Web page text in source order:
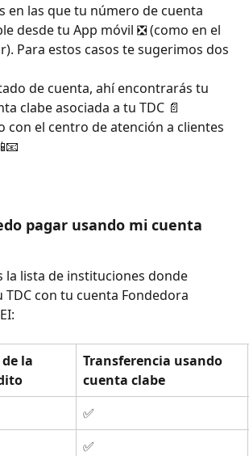
en las que tu número de cuenta
desde tu App móvil ❎ (como en el
Para estos casos te sugerimos dos
clabe asociada a tu TDC 📄
pagar usando mi cuenta
la lista de instituciones donde
con tu cuenta Fondedora
la
Transferencia usando
cuenta clabe
✅
✅